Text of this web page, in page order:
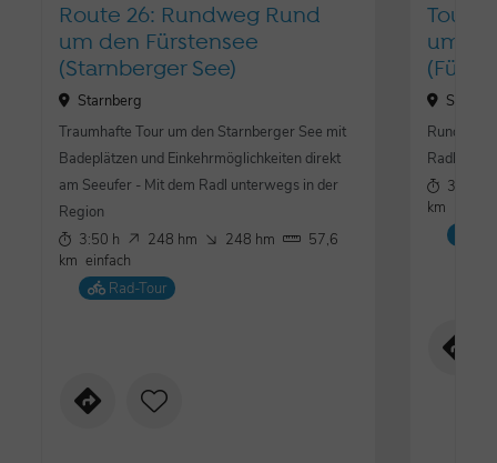
Route 26: Rundweg Rund
um den Fürstensee
(Starnberger See)
Starnberg
Traumhafte Tour um den Starnberger See mit
Badeplätzen und Einkehrmöglichkeiten direkt
am Seeufer - Mit dem Radl unterwegs in der
Region
3:50 h
248 hm 248 hm
57,6
km einfach
Rad-Tour
um
Rundtour
Radl
3:50 h
km